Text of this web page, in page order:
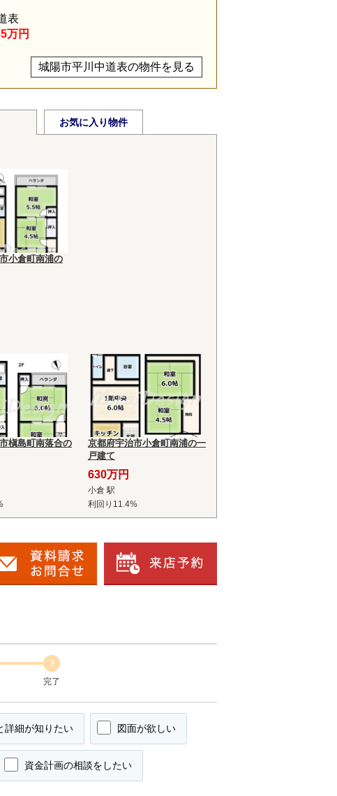
城陽市平川中道表の物件を見る
表
万円
お気に入り物件
小倉町南浦の
槇島町南落合の
京都府宇治市小倉町南浦の一
戸建て
630万円
小倉 駅
利回り11.4%
3
完了
詳細が知りたい 図面が欲しい
資金計画の相談をしたい